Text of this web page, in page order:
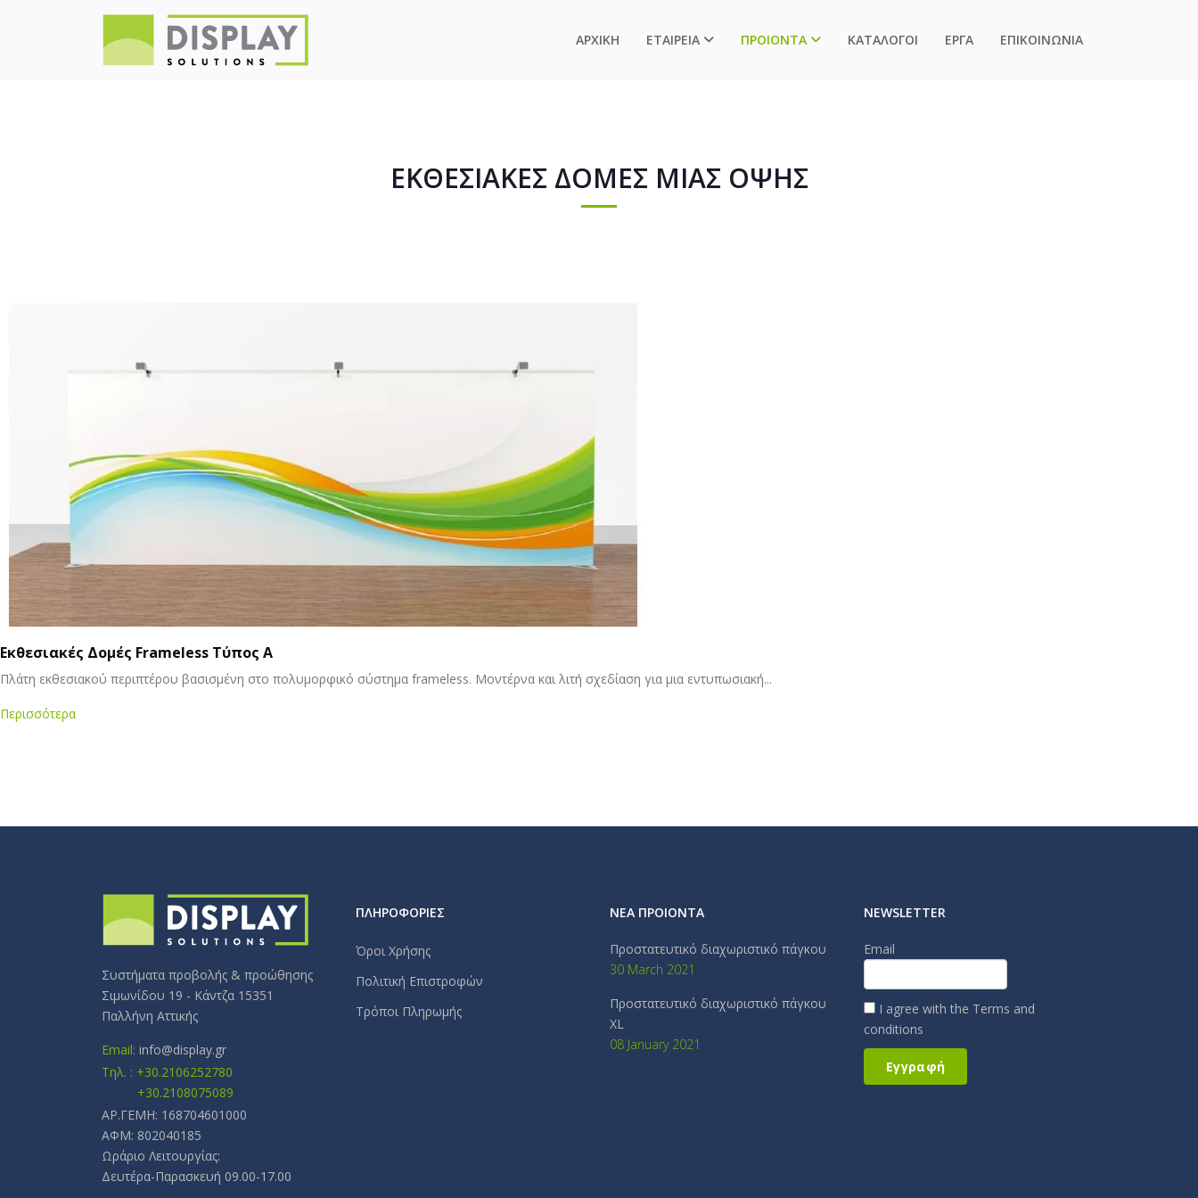
ΑΡΧΙΚΗ ΕΤΑΙΡΕΙΑ ΠΡΟΙΟΝΤΑ ΚΑΤΑΛΟΓΟΙ ΕΡΓΑ ΕΠΙΚΟΙΝΩΝΙΑ
ΕΚΘΕΣΙΑΚΕΣ ΔΟΜΕΣ ΜΙΑΣ ΟΨΗΣ
Εκθεσιακές Δομές Frameless Τύπος Α
Πλάτη εκθεσιακού περιπτέρου βασισμένη στο πολυμορφικό σύστημα frameless. Μοντέρνα και λιτή σχεδίαση για μια εντυπωσιακή...
Περισσότερα
Συστήματα προβολής & προώθησης
Σιμωνίδου 19 - Κάντζα 15351
Παλλήνη Αττικής
Email: info@display.gr
Τηλ. : +30.2106252780
+30.2108075089
ΑΡ.ΓΕΜΗ: 168704601000
ΑΦΜ: 802040185
Ωράριο Λειτουργίας:
Δευτέρα-Παρασκευή 09.00-17.00
ΠΛΗΡΟΦΟΡΙΕΣ
Όροι Χρήσης
Πολιτική Επιστροφών
Τρόποι Πληρωμής
ΝΕΑ ΠΡΟΙΟΝΤΑ
Προστατευτικό διαχωριστικό πάγκου
30 March 2021
Προστατευτικό διαχωριστικό πάγκου
XL
08 January 2021
NEWSLETTER
Email
I agree with the Terms and
conditions
Εγγραφή